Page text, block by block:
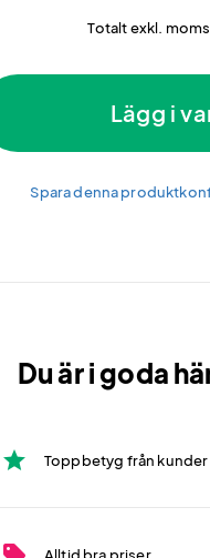
Totalt exkl.
Lägg i
Spara denna
Du är i goda
star Toppbetyg från kunder
Alltid bra priser